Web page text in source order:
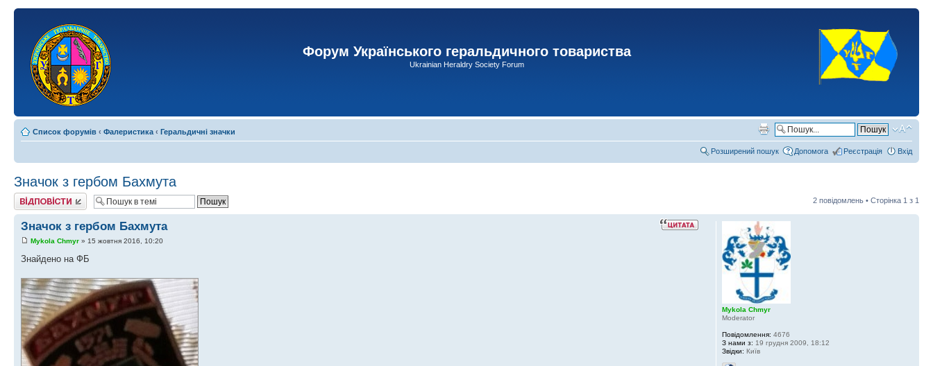
Форум Українського геральдичного товариства
Ukrainian Heraldry Society Forum
Список форумів ‹ Фалеристика ‹ Геральдичні значки
Розширений пошук Допомога Реєстрація Вхід
Значок з гербом Бахмута
Відповісти 2 повідомлень • Сторінка 1 з 1
Значок з гербом Бахмута
Mykola Chmyr » 15 жовтня 2016, 10:20
Знайдено на ФБ
Mykola Chmyr
Moderator
Повідомлення: 4676
З нами з: 19 грудня 2009, 18:12
Звідки: Київ